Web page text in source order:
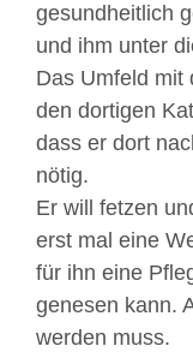
gesundheitlich
und ihm unter
Das Umfeld mit
den dortigen
dass er dort
nötig.
Er will fetzen
erst mal eine
für ihn eine
genesen kann.
werden muss.